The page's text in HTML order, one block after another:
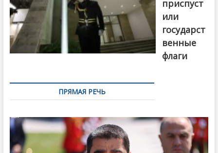
приспуст
или
государст
венные
флаги
ПРЯМАЯ РЕЧЬ